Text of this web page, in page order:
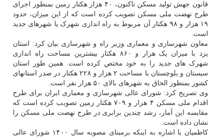
قانون جهش تولید مسکن تاکنون، ۴۰ هزار هکتار زمین بمنظور اجرای
طرح نهضت ملی مسکن تصویب کرده است که از این میزان، حدود
۱۹ هزار و ۹۸ هکتار آن مربوط به راه اندازی شهرک یا شهرهای جدید
است.
معاون شهرسازی و معماری وزیر راه و شهرسازی بیان کرد: استان
یزد با میزان یک هزار و ۸۶۰ هکتار بیشترین مساحت راه اندازی
شهرک های جدید را به خود مختص کرده است. همین طور استان
سیستان و بلوچستان با مساحت ۲ هزار و ۲۲۸ هکتار در صدر استانهای
کشور بمنظور الحاق به شهرهای بالای ۵۰ هزار نفر است.
وی تصریح کرد: شورای عالی شهرسازی و معماری ایران برای طرح
اقدام ملی مسکن ۴ هزار و ۷۰۹ هکتار زمین تصویب کرده است که
مقایسه این آمار، رشد چندین برابری در طرح نهضت ملی مسکن را
نشان داده است.
کاظمیان با اشاره به اینکه برمبنای مصوبه سال ۱۴۰۰ شورای عالی